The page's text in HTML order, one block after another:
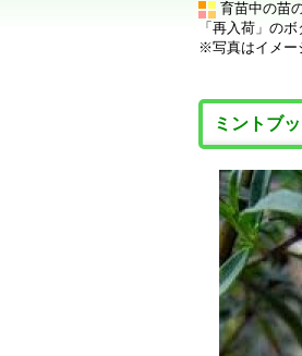
育苗中の苗
「再入荷」の
※写真はイメー
ミントブ